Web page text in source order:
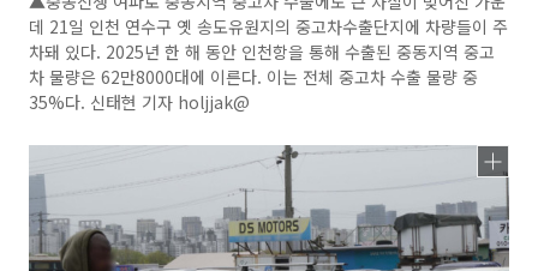
데 21일 인천 연수구 옛 송도유원지의 중고차수출단지에 차량들이 주
차돼 있다. 2025년 한 해 동안 인천항을 통해 수출된 중동지역 중고
차 물량은 62만8000대에 이른다. 이는 전체 중고차 수출 물량 중
35%다. 신태현 기자 holjjak@